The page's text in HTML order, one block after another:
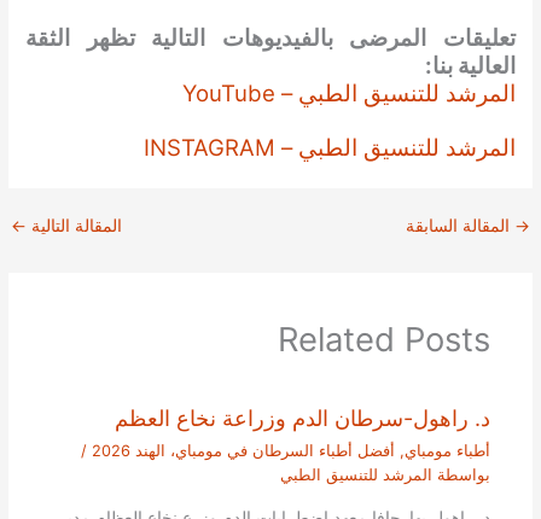
تعليقات المرضى بالفيديوهات التالية تظهر الثقة
العالية بنا:
المرشد للتنسيق الطبي – YouTube
المرشد للتنسيق الطبي – INSTAGRAM
→ المقالة السابقة المقالة التالية ←
Related Posts
د. راهول-سرطان الدم وزراعة نخاع العظم
أطباء مومباي, أفضل أطباء السرطان في مومباي، الهند 2026
/
بواسطة المرشد للتنسيق الطبي